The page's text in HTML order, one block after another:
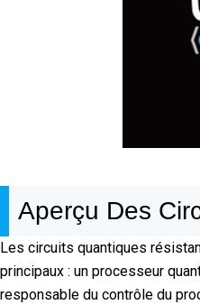
Aperçu Des
Les circuits quantiques
principaux : un processeur
responsable du contrôle du